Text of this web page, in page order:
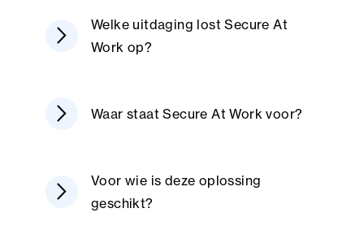
arrow_forward_ios
Welke uitdaging lost Secure At
Work op?
arrow_forward_ios Waar staat Secure At Work voor?
arrow_forward_ios
Voor wie is deze oplossing
geschikt?